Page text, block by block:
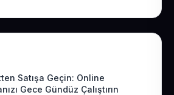
Satışa Geçin: Online
Gece Gündüz Çalıştırın